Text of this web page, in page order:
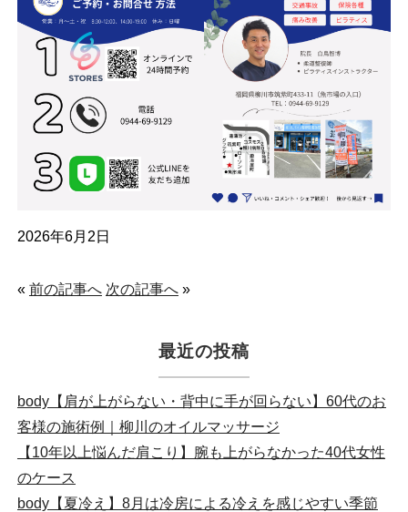
2026年6月2日
« 前の記事へ 次の記事へ»
最近の投稿
body【肩が上がらない・背中に手が回らない】60代のお
客様の施術例｜柳川のオイルマッサージ
【10年以上悩んだ肩こり】腕も上がらなかった40代女性
のケース
body【夏冷え】8月は冷房による冷えを感じやすい季節